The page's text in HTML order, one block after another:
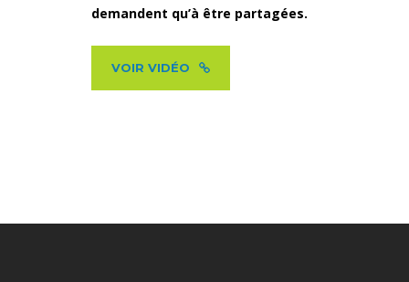
demandent qu’à être partagées.
VOIR VIDÉO